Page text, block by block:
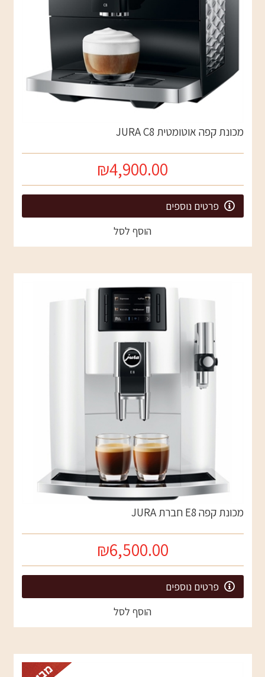
מכונת קפה אוטומטית JURA C8
₪4,900.00
פרטים נוספים
הוסף לסל
מכונת קפה E8 חברת JURA
₪6,500.00
פרטים נוספים
הוסף לסל